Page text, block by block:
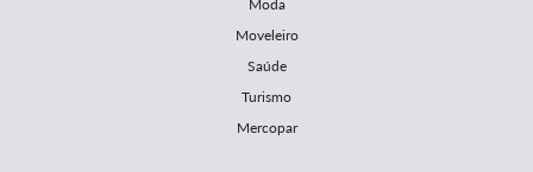
Moda
Moveleiro
Saúde
Turismo
Mercopar